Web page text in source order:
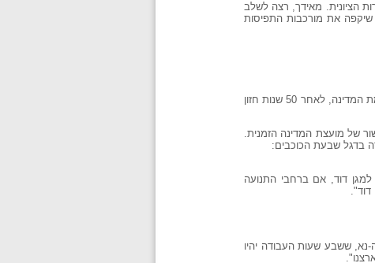
הציונית. מאידך, רצה לשלב
שיקפה את מורכבות התפיסות
"לעניין הכוכבים. איני גורס כי מחשבתו של הרצל בנדון זה מסמלת כיום את ענייננו. אך אם מגיעים אנו עתה להקמת המדינה, לאחר 50 שנות חזון
נדרש אישור של מועצת המדינה הזמנית.
למגן דוד, אם ברחבי התנועה
נא, ששבע שעות העבודה יהיו